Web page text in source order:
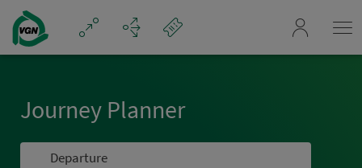
Navigation überspringen
Journey Planner